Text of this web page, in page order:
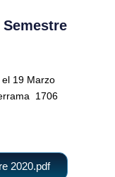
19 Marzo
1706
2020.pdf